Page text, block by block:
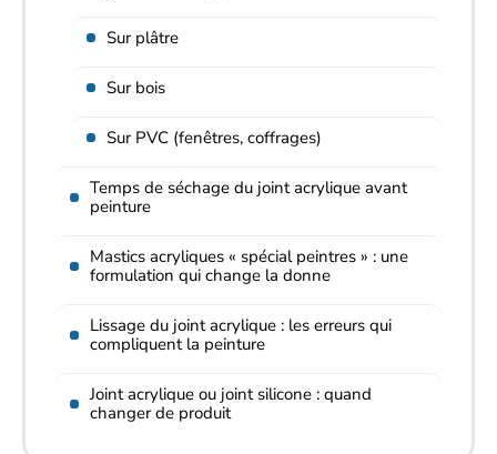
Sur plâtre
Sur bois
Sur PVC (fenêtres, coffrages)
Temps de séchage du joint acrylique avant
peinture
Mastics acryliques « spécial peintres » : une
formulation qui change la donne
Lissage du joint acrylique : les erreurs qui
compliquent la peinture
Joint acrylique ou joint silicone : quand
changer de produit